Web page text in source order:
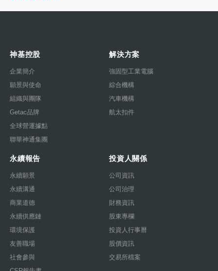
神基控股
企業簡介
願景與使命
組織與團隊
Getac品牌
全球營運據點
聯華神通集團
解決方案
強固型工業電腦
綜合機構
汽車機構
航太扣件
永續報告
永續願景
永續溝通
商業道德
永續供應鏈
環境保護
友善職場
社會參與
投資人關係
公司資訊
公司治理
財務資訊
股東專欄
投資人行事曆
股價資訊
交易所檔案